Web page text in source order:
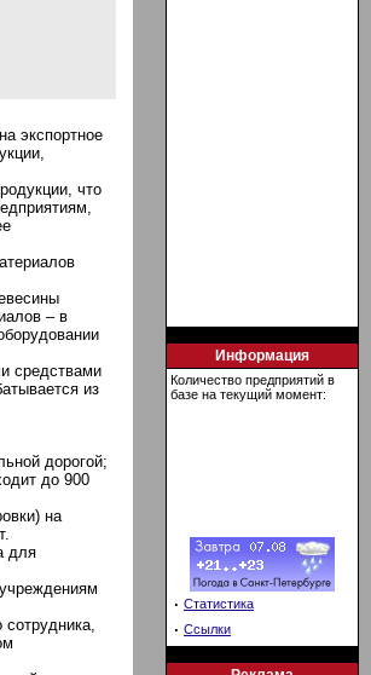
экспортное
что
– в
средствами
из
дорогой;
до 900
на
для
Информация
Количество предприятий в
базе на текущий момент:
· Статистика
· Ссылки